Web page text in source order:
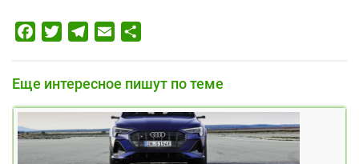
FacebookTwitterTelegram
Email
Еще интересное пишут по теме